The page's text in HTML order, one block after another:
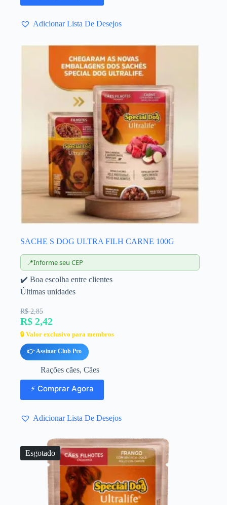
Adicionar Lista De Desejos
SACHE S DOG ULTRA FILH CARNE 100G
📍Informe seu CEP
✔️ Boa escolha entre clientes
Últimas unidades
R$ 2,85
R$ 2,42
🔒 Valor exclusivo para membros
👉 Assinar Club Pro
Rações cães, Cães
⚡ Comprar Agora
Adicionar Lista De Desejos
Esgotado